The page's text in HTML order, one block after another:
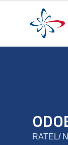
RATEL/